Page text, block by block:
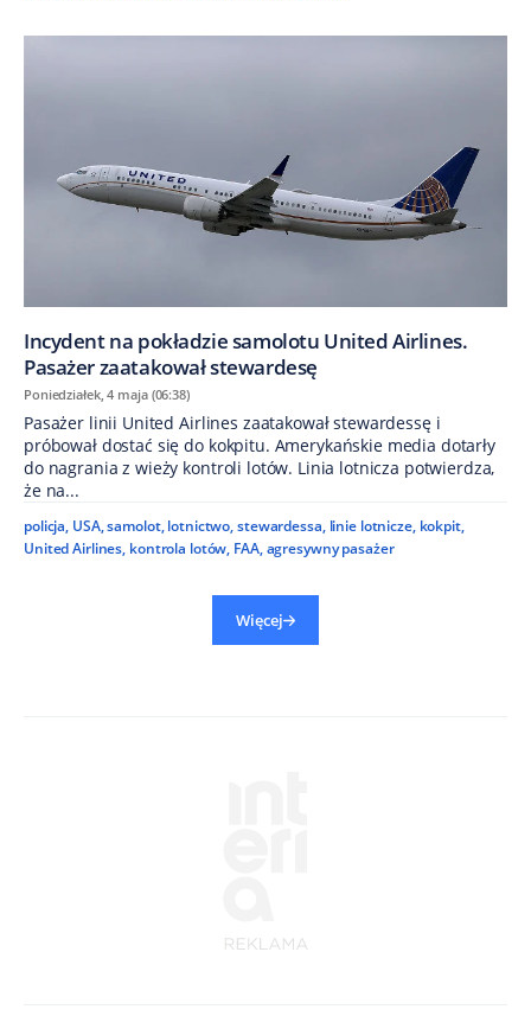
Incydent na pokładzie samolotu United Airlines.
Pasażer zaatakował stewardesę
Poniedziałek, 4 maja (06:38)
Pasażer linii United Airlines zaatakował stewardessę i
próbował dostać się do kokpitu. Amerykańskie media dotarły
do nagrania z wieży kontroli lotów. Linia lotnicza potwierdza,
że na...
policja, USA,samolot, lotnictwo,stewardessa, linie lotnicze, kokpit,
United Airlines, kontrola lotów, FAA,agresywny pasażer
Więcej